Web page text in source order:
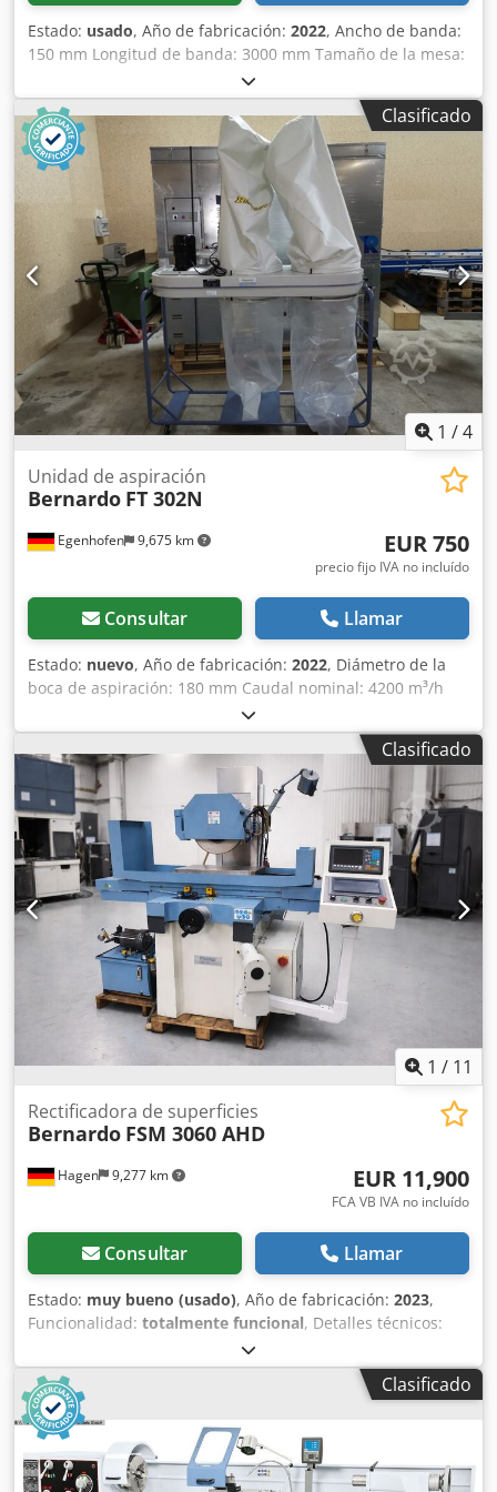
Estado: usado, Año de fabricación: 2022, Ancho de banda:
150 mm Longitud de banda: 3000 mm Tamaño de la mesa:
960 mm x 350 mm Mesa adicional: 330 mm x 330 mm
Dispositivo para lijado de chapa: sí Oscilación: sí Unidad
de lijado basculante: sí Conexión de extracción: 120 mm
Potencia del motor: 3 kW Longitud de la máquina: 1910
mm Cedpfxszq Dczs Ak Ejrf Anchura de la máquina: 840
mm Peso: 330 kg
Clasificado
1 /4
Egenhofen 9,675 km
Unidad de aspiración
Bernardo FT 302N
EUR 750
precio fijo IVA no incluído
Consultar Llamar
Estado: nuevo, Año de fabricación: 2022, Diámetro de la
boca de aspiración: 180 mm Caudal nominal: 4200 m³/h
Volumen de la bolsa de recogida de virutas: 2 x 175 l
Limpieza del filtro: manual Potencia del motor: 3,8 kW / 400
V Cedped Txblofx Ak Ejrf Dimensiones de la máquina: 1700
x 600 x 2400 mm (largo x ancho x alto) Peso: 69 kg
Clasificado
1 / 11
Hagen 9,277 km
Rectificadora de superficies
Bernardo FSM 3060 AHD
EUR 11,900
FCA VB IVA no incluído
Consultar Llamar
Estado: muy bueno (usado), Año de fabricación: 2023,
Funcionalidad: totalmente funcional, Detalles técnicos:
Superficie de fijación de la mesa: 300 x 700 mm Placa
electro-magnética: 300 x 600 mm Recorrido máximo: 640
mm x 320 mm Distancia máx. eje del husillo / mesa: 520
mm Peso máx. de la pieza*: 200 kg Muela abrasiva: 300 x
30 x 75 mm Velocidad de la mesa, hidráulica: 2 - 18 m/min
Avance automático transversal: 0,5 – 10 mm/carrera
Rápido transversal: 990 mm/min División del nonio en el
Clasificado